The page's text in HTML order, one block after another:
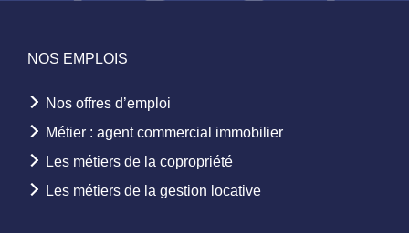
NOS EMPLOIS
Nos offres d’emploi
Métier : agent commercial immobilier
Les métiers de la copropriété
Les métiers de la gestion locative